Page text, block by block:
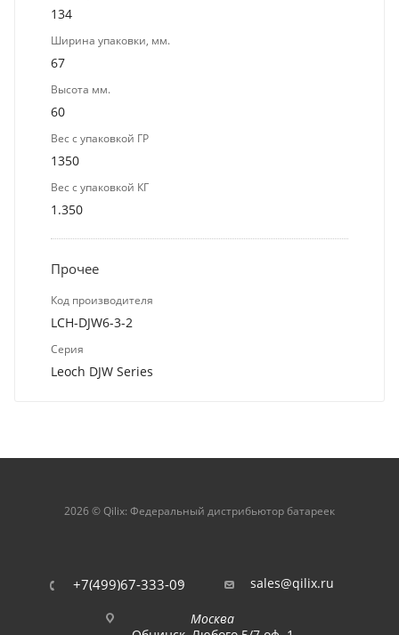
134
Ширина упаковки, мм.
67
Высота мм.
60
Вес с упаковкой ГР
1350
Вес с упаковкой КГ
1.350
Прочее
Код производителя
LCH-DJW6-3-2
Серия
Leoch DJW Series
2026 © Qilix: Федеральный дистрибьютор батареек
+7(499)67-333-09 sales@qilix.ru
Москва